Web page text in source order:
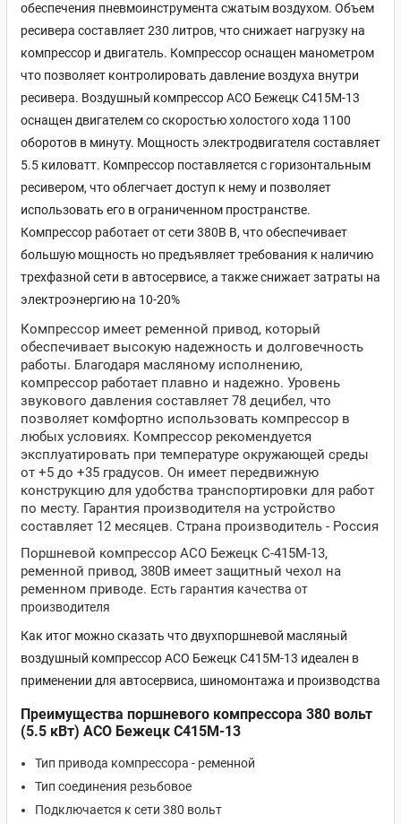
обеспечения пневмоинструмента сжатым воздухом. Объем
ресивера составляет 230 литров, что снижает нагрузку на
компрессор и двигатель. Компрессор оснащен манометром
что позволяет контролировать давление воздуха внутри
ресивера. Воздушный компрессор АСО Бежецк С415М-13
оснащен двигателем со скоростью холостого хода 1100
оборотов в минуту. Мощность электродвигателя составляет
5.5 киловатт. Компрессор поставляется c горизонтальным
ресивером, что облегчает доступ к нему и позволяет
использовать его в ограниченном пространстве.
Компрессор работает от сети 380В В, что обеспечивает
большую мощность но предъявляет требования к наличию
трехфазной сети в автосервисе, а также снижает затраты на
электроэнергию на 10-20%
Компрессор имеет ременной привод, который
обеспечивает высокую надежность и долговечность
работы. Благодаря масляному исполнению,
компрессор работает плавно и надежно. Уровень
звукового давления составляет 78 децибел, что
позволяет комфортно использовать компрессор в
любых условиях. Компрессор рекомендуется
эксплуатировать при температуре окружающей среды
от +5 до +35 градусов. Он имеет передвижную
конструкцию для удобства транспортировки для работ
по месту. Гарантия производителя на устройство
составляет 12 месяцев. Страна производитель - Россия
Поршневой компрессор АСО Бежецк С-415М-13,
ременной привод, 380В имеет защитный чехол на
ременном приводе. Есть гарантия качества от
производителя
Как итог можно сказать что двухпоршневой масляный
воздушный компрессор АСО Бежецк С415М-13 идеален в
применении для автосервиса, шиномонтажа и производства
Преимущества поршневого компрессора 380 вольт
(5.5 кВт) АСО Бежецк С415М-13
Тип привода компрессора - ременной
Тип соединения резьбовое
Подключается к сети 380 вольт